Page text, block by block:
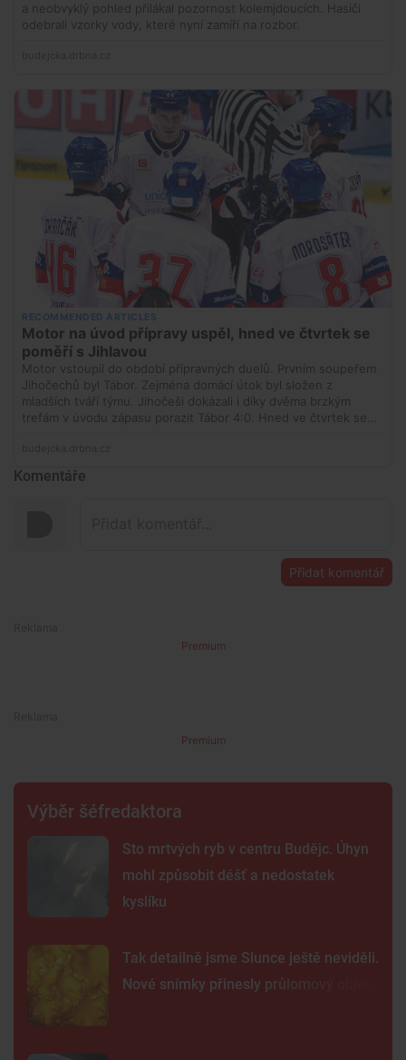
Komentáře
Přidat komentář
Premium
Premium
Výběr šéfredaktora
Sto mrtvých ryb v centru Budějc. Úhyn
mohl způsobit déšť a nedostatek
kyslíku
Tak detailně jsme Slunce ještě neviděli.
Nové snímky přinesly průlomový objev